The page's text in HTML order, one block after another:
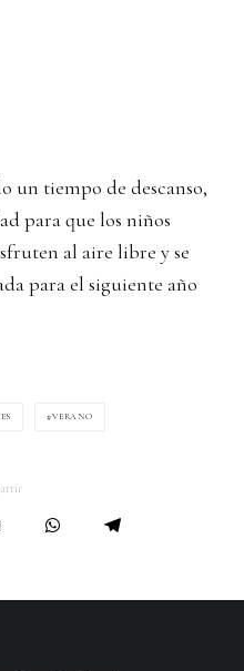
un tiempo de descanso,
para que los niños
al aire libre y se
para el siguiente año
VERANO